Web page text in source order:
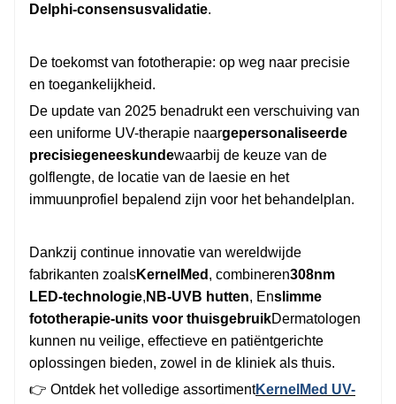
Delphi-consensusvalidatie.
De toekomst van fototherapie: op weg naar precisie
en toegankelijkheid.
De update van 2025 benadrukt een verschuiving van
een uniforme UV-therapie naargepersonaliseerde
precisiegeneeskundewaarbij de keuze van de
golflengte, de locatie van de laesie en het
immuunprofiel bepalend zijn voor het behandelplan.
Dankzij continue innovatie van wereldwijde
fabrikanten zoalsKernelMed , combineren308nm
LED-technologie, NB-UVB hutten, Enslimme
fototherapie-units voor thuisgebruikDermatologen
kunnen nu veilige, effectieve en patiëntgerichte
oplossingen bieden, zowel in de kliniek als thuis.
👉 Ontdek het volledige assortimentKernelMed UV-